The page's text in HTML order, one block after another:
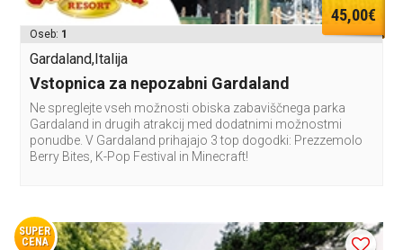
45,00€
Oseb: 1
Gardaland,Italija
Vstopnica za nepozabni Gardaland
Ne spreglejte vseh možnosti obiska zabaviščnega parka
Gardaland in drugih atrakcij med dodatnimi možnostmi
ponudbe. V Gardaland prihajajo 3 top dogodki: Prezzemolo
Berry Bites, K-Pop Festival in Minecraft!
SUPER
CENA